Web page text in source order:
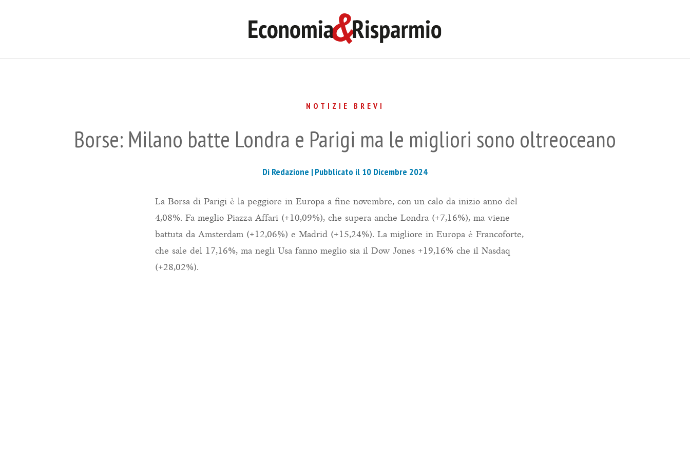
NOTIZIE BREVI
Borse: Milano batte Londra e Parigi ma le migliori sono oltreoceano
Di Redazione |Pubblicato il 10 Dicembre 2024
La Borsa di Parigi è la peggiore in Europa a fine novembre, con un calo da inizio anno del
4,08%. Fa meglio Piazza Affari (+10,09%), che supera anche Londra (+7,16%), ma viene
battuta da Amsterdam (+12,06%) e Madrid (+15,24%). La migliore in Europa è Francoforte,
che sale del 17,16%, ma negli Usa fanno meglio sia il Dow Jones +19,16% che il Nasdaq
(+28,02%).